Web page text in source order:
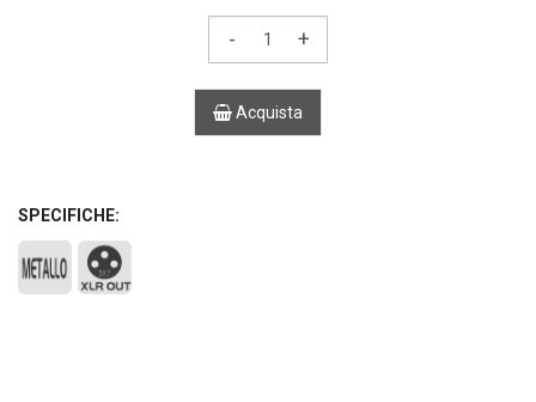
- +
Acquista
SPECIFICHE: